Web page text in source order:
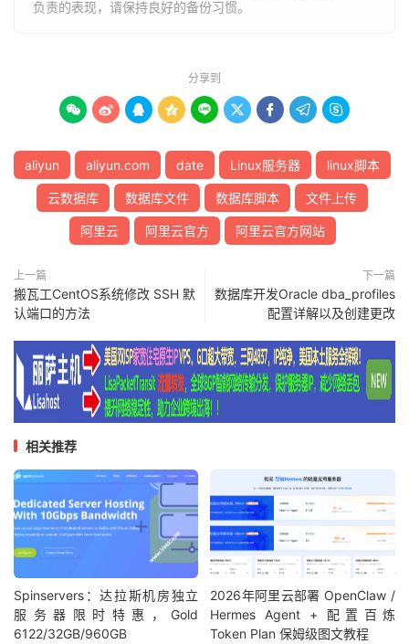
负责的表现，请保持良好的备份习惯。
分享到
        
aliyun aliyun.com date Linux服务器 linux脚本
云数据库 数据库文件 数据库脚本 文件上传
阿里云 阿里云官方 阿里云官方网站
上一篇
搬瓦工CentOS系统修改 SSH 默
认端口的方法
下一篇
数据库开发Oracle dba_profiles
配置详解以及创建更改
相关推荐
Spinservers：达拉斯机房独立
服务器限时特惠，Gold
6122/32GB/960GB
2026年阿里云部署 OpenClaw /
Hermes Agent + 配置百炼
Token Plan 保姆级图文教程